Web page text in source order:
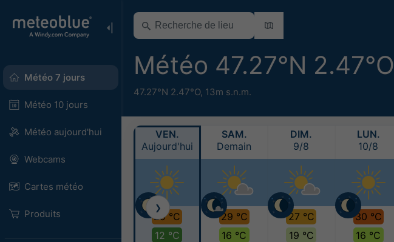
Météo 7 jours
Météo 10 jours
Météo aujourd'hui
Webcams
Cartes météo
Produits
Météo 47.27°N 2.47°O
47.27°N 2.47°O, 13m s.n.m.
VEN.
Aujourd'hui
29 °C
12 °C
SAM.
Demain
29 °C
16 °C
DIM.
9/8
27 °C
19 °C
LUN.
10/8
30 °C
16 °C
❯